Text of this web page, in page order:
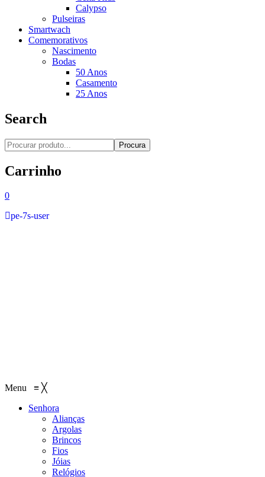
Calypso
Pulseiras
Smartwach
Comemorativos
Nascimento
Bodas
50 Anos
Casamento
25 Anos
Search
Procura
Carrinho
0
pe-7s-user
Menu ≡ ╳
Senhora
Alianças
Argolas
Brincos
Fios
Jóias
Relógios